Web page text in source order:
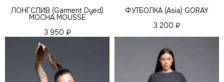
ЛОНГСЛИВ (Garment Dyed)
MOCHA MOUSSE
3 950 ₽
ФУТБОЛКА (Asia) GORAY
3 200 ₽